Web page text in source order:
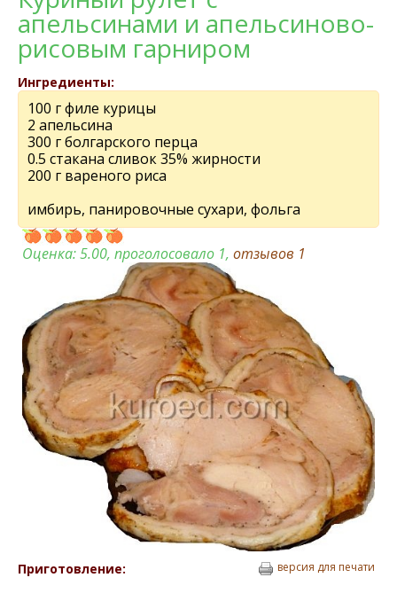
апельсинами и апельсиново-
рисовым гарниром
Ингредиенты:
100 г филе курицы
2 апельсина
300 г болгарского перца
0.5 стакана сливок 35% жирности
200 г вареного риса
имбирь, панировочные сухари, фольга
Оценка:5.00, проголосовало 1, отзывов 1
Приготовление: версия для печати